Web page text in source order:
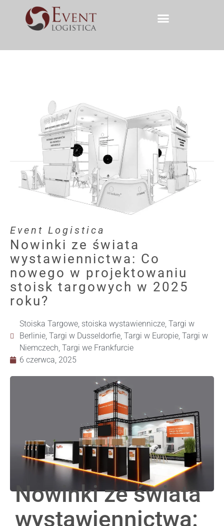
Event Logistica
Nowinki ze świata
wystawiennictwa: Co
nowego w projektowaniu
stoisk targowych w 2025
roku?
Stoiska Targowe, stoiska wystawiennicze, Targi w
Berlinie, Targi w Dusseldorfie, Targi w Europie, Targi w
Niemczech, Targi we Frankfurcie
6 czerwca, 2025
Nowinki ze świata
wystawiennictwa: